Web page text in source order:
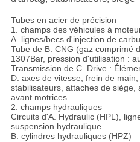
LA
VIE
PRIVÉE
Tubes en acier de précision
1. champs des véhicules à
A. lignes/becs d'injection de
Tube de B. CNG (gaz comprimé
1307Bar, pression d'utilisation :
Transmission de C. Drive :
D. axes de vitesse, frein de
stabilisateurs, attaches de
avant motrices
2. champs hydrauliques
Circuits d'A. Hydraulic (HPL),
suspension hydraulique
B. cylindres hydrauliques (HPZ)